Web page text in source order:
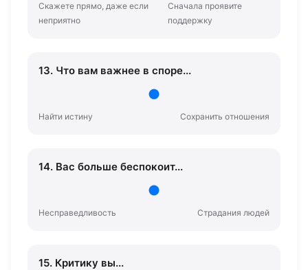
Скажете прямо, даже если
неприятно
Сначала проявите
поддержку
13. Что вам важнее в споре...
Найти истину Сохранить отношения
14. Вас больше беспокоит...
Несправедливость Страдания людей
15. Критику вы...